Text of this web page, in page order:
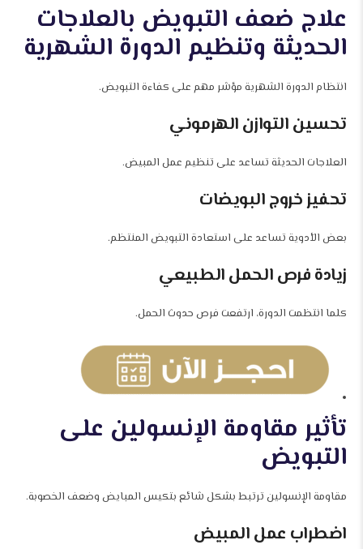
علاج ضعف التبويض بالعلاجات
الحديثة وتنظيم الدورة الشهرية
انتظام الدورة الشهرية مؤشر مهم على كفاءة التبويض.
تحسين التوازن الهرموني
العلاجات الحديثة تساعد على تنظيم عمل المبيض.
تحفيز خروج البويضات
بعض الأدوية تساعد على استعادة التبويض المنتظم.
زيادة فرص الحمل الطبيعي
كلما انتظمت الدورة، ارتفعت فرص حدوث الحمل.
تأثير مقاومة الإنسولين على
التبويض
مقاومة الإنسولين ترتبط بشكل شائع بتكيس المبايض وضعف الخصوبة.
اضطراب عمل المبيض